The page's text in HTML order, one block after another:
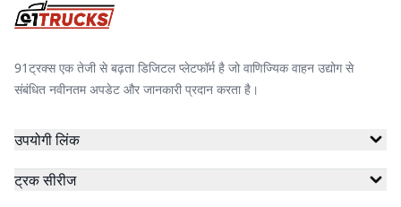
91ट्रक्स एक तेजी से बढ़ता डिजिटल प्लेटफॉर्म है जो वाणिज्यिक वाहन उद्योग से
संबंधित नवीनतम अपडेट और जानकारी प्रदान करता है।
उपयोगी लिंक
ट्रक सीरीज